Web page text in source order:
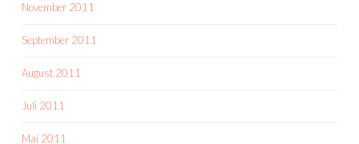
November 2011
September 2011
August 2011
Juli 2011
Mai 2011